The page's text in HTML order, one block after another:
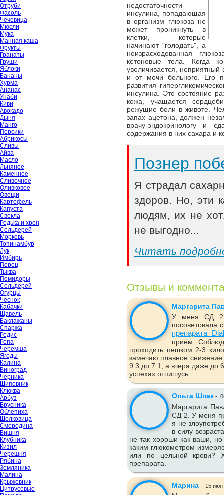
Отруби
Фасоль
Чечевица
Мюсли
Мука
Манная каша
Фрукты
Гранаты
Груши
Яблоки
Бананы
Хурма
Ананас
Унаби
Киви
Авокадо
Дыня
Манго
Персики
Абрикосы
Сливы
Айва
Масло
Льняное
Каменное
Сливочное
Оливковое
Овощи
Картофель
Капуста
Свекла
Редька и хрен
Сельдерей
Морковь
Топинамбур
Лук
Имбирь
Перец
Тыква
Помидоры
Сельдерей
Огурцы
Чеснок
Кабачки
Щавель
Баклажаны
Спаржа
Редис
Репа
Черемша
Ягоды
Калина
Виноград
Черника
Шиповник
Клюква
Арбуз
Брусника
Облепиха
Шелковица
Смородина
Вишня
Клубника
Кизил
Черешня
Рябина
Земляника
Малина
Крыжовник
Цитрусовые
недостаточности
инсулина, попадающая
в организм глюкоза не
может проникнуть в
клетки, которые
начинают "голодать", а
неизрасходованная
кетоновые тела. Когда
увеличивается, неприятный
и от мочи больного. Его
развития
инсулина. Это состояние
кожа, учащается
режущие боли в животе.
запах ацетона, должен
врачу-эндокринологу и
содержания в них сахара и
Познер
Я страдал
здоров. Но, эти
людям, их не
не выгодно...
Читать
Отзывы и
Маргарита
У меня СД 2
посоветовала
препарата
приём.
проходить пешком 2-3
замечаю плавное снижение
9.3 до 7.1, а вчера даже до
успехах отпишусь.
Ольга Шпак -
Маргарита
СД 2. У меня
я не
в силу
не так хороши как ваши,
каким глюкометром
или по цельной крови?
препарата.
Марина - 15